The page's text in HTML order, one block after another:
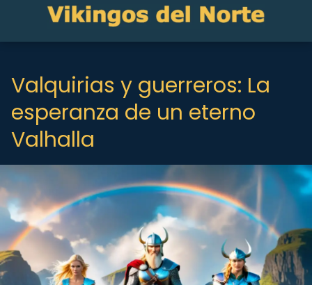
Valquirias y guerreros: La
esperanza de un eterno
Valhalla